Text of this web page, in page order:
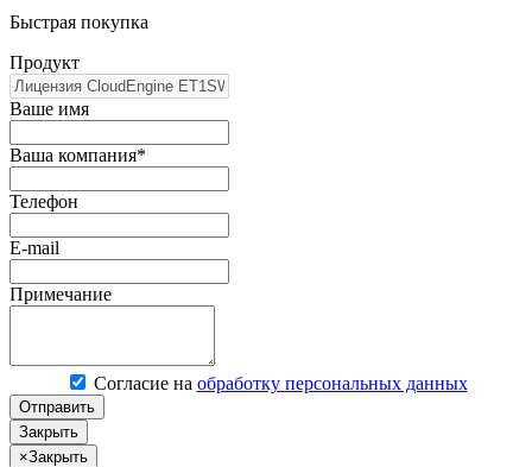
Быстрая покупка
Продукт
Ваше имя
Ваша компания*
Телефон
E-mail
Примечание
Согласие на обработку персональных данных
Отправить
Закрыть
×Закрыть